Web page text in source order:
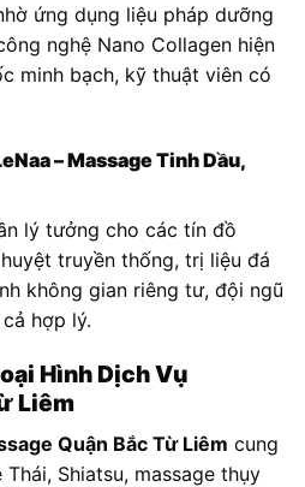
ứng dụng liệu pháp dưỡng
nghệ Nano Collagen hiện
minh bạch, kỹ thuật viên có
– Massage Tinh Dầu,
lý tưởng cho các tín đồ
truyền thống, trị liệu đá
không gian riêng tư, đội ngũ
hợp lý.
Hình Dịch Vụ
Liêm
Quận Bắc Từ Liêm cung
Shiatsu, massage thụy